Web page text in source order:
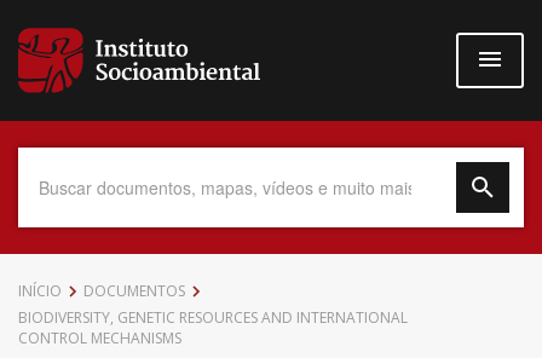
para
conteúdo
Data do Documento
INÍCIO
DOCUMENTOS
BIODIVERSITY, GENETIC RESOURCES AND INTERNATIONAL
CONTROL MECHANISMS